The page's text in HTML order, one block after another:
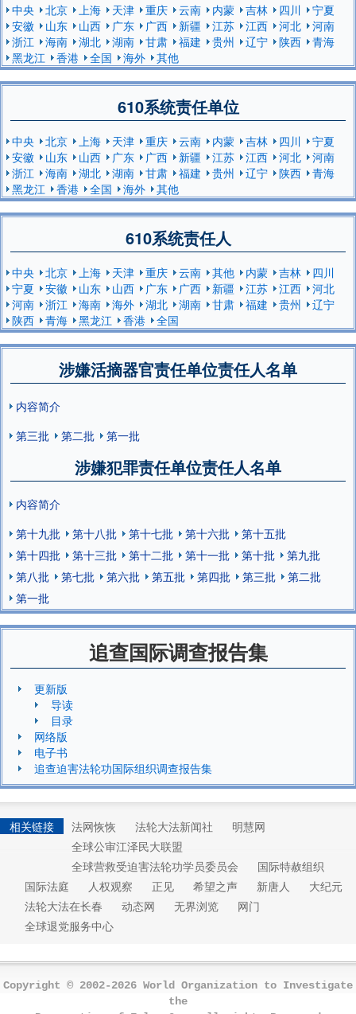
中央 北京 上海 天津 重庆 云南 内蒙 吉林 四川
宁夏
安徽
山东 山西 广东 广西 新疆 江苏 江西 河北
河南
浙江
海南 湖北 湖南 甘肃 福建 贵州 辽宁 陕西
青海
黑龙江
香港 全国 海外 其他
610系统责任单位
中央 北京 上海 天津 重庆 云南 内蒙 吉林 四川
宁夏
安徽
山东 山西 广东 广西 新疆 江苏 江西 河北
河南
浙江
海南 湖北 湖南 甘肃 福建 贵州 辽宁 陕西
青海
黑龙江
香港 全国 海外 其他
610系统责任人
中央 北京 上海 天津 重庆 云南 其他 内蒙 吉林
四川
宁夏
安徽 山东 山西 广东 广西 新疆 江苏 江西
河北
河南
浙江 海南 海外 湖北 湖南 甘肃 福建 贵州
辽宁
陕西
青海 黑龙江 香港 全国
涉嫌活摘器官责任单位责任人名单
内容简介
第三批
第二批 第一批
涉嫌犯罪责任单位责任人名单
内容简介
第十九批
第十八批 第十七批 第十六批
第十五批
第十四批
第十三批 第十二批 第十一批 第十批
第九批
第八批
第七批 第六批 第五批 第四批 第三批
第二批
第一批
追查国际调查报告集
更新版
导读
目录
网络版
电子书
追查迫害法轮功国际组织调查报告集
相关链接 法网恢恢 法轮大法新闻社
明慧网
全球公审江泽民大联盟
全球营救受迫害法轮功学员委员会
国际特赦组织
国际法庭
人权观察 正见 希望之声 新唐人
大纪元
法轮大法在长春
动态网 无界浏览
网门
全球退党服务中心
Copyright © 2002-2026 World Organization to Investigate
the